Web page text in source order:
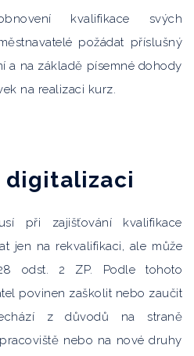
kvalifikace svých
požádat příslušný
a na základě písemné dohody
na realizaci kurz.
digitalizaci
při zajišťování kvalifikace
jen na rekvalifikaci, ale může
odst. 2 ZP. Podle tohoto
povinen zaškolit nebo zaučit
z důvodů na straně
nebo na nové druhy